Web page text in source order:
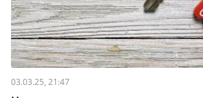
03.03.25, 21:47